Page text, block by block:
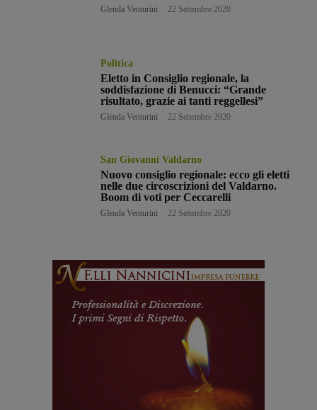
Glenda Venturini 22 Settembre 2020
Politica
Eletto in Consiglio regionale, la
soddisfazione di Benucci: “Grande
risultato, grazie ai tanti reggellesi”
Glenda Venturini 22 Settembre 2020
San Giovanni Valdarno
Nuovo consiglio regionale: ecco gli eletti
nelle due circoscrizioni del Valdarno.
Boom di voti per Ceccarelli
Glenda Venturini 22 Settembre 2020